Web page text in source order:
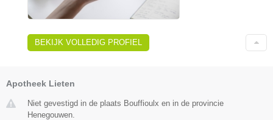
BEKIJK VOLLEDIG PROFIEL
Apotheek Lieten
Niet gevestigd in de plaats Bouffioulx en in de provincie
Henegouwen.